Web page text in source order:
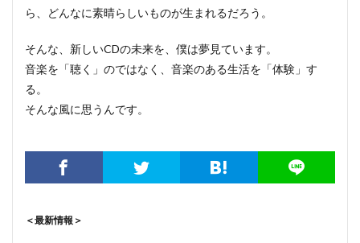
ら、どんなに素晴らしいものが生まれるだろう。
そんな、新しいCDの未来を、僕は夢見ています。
音楽を「聴く」のではなく、音楽のある生活を「体験」す
る。
そんな風に思うんです。
＜最新情報＞